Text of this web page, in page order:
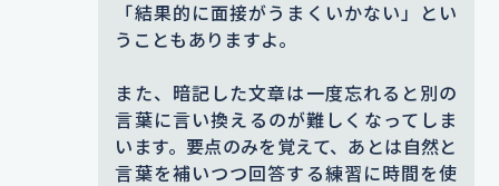
「結果的に面接がうまくいかない」とい
うこともありますよ。
また、暗記した文章は一度忘れると別の
言葉に言い換えるのが難しくなってしま
います。要点のみを覚えて、あとは自然と
言葉を補いつつ回答する練習に時間を使